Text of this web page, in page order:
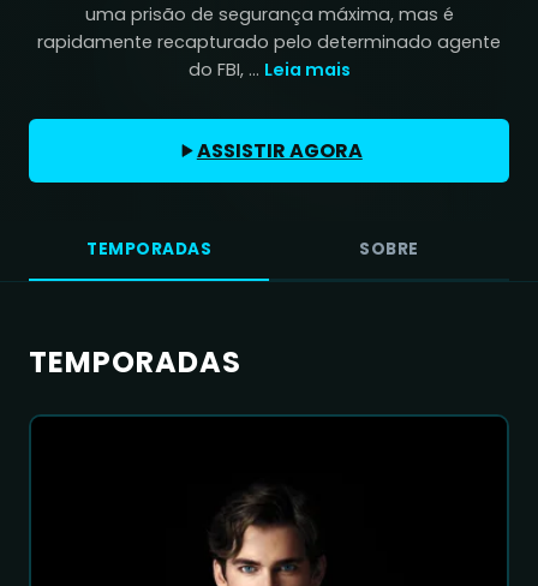
uma prisão de segurança máxima, mas é
rapidamente recapturado pelo determinado agente
do FBI, ... Leia mais
ASSISTIR AGORA
TEMPORADAS SOBRE
TEMPORADAS